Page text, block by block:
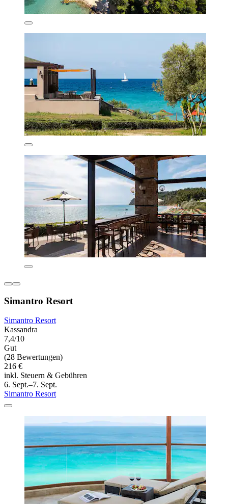
Simantro Resort
Simantro Resort
Kassandra
7,4/10
Gut
(28 Bewertungen)
216 €
inkl. Steuern & Gebühren
6. Sept.–7. Sept.
Simantro Resort